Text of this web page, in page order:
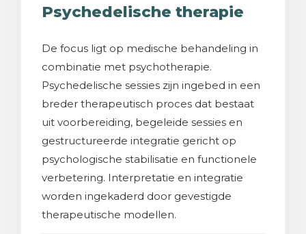
Psychedelische therapie
De focus ligt op medische behandeling in
combinatie met psychotherapie.
Psychedelische sessies zijn ingebed in een
breder therapeutisch proces dat bestaat
uit voorbereiding, begeleide sessies en
gestructureerde integratie gericht op
psychologische stabilisatie en functionele
verbetering. Interpretatie en integratie
worden ingekaderd door gevestigde
therapeutische modellen.